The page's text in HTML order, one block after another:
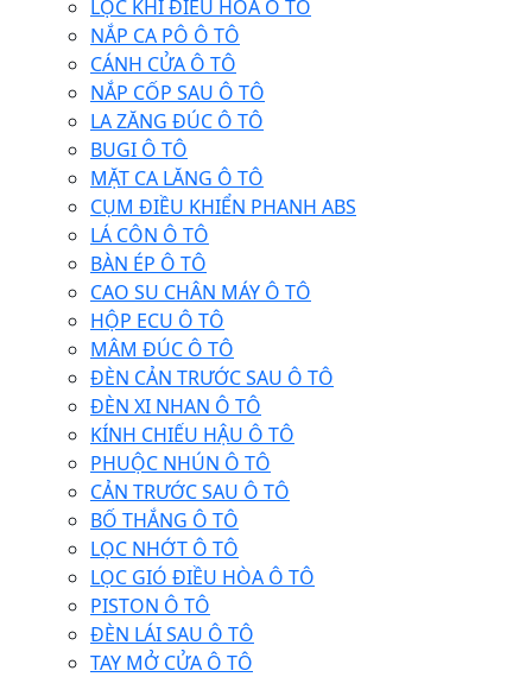
LỌC KHÍ ĐIỀU HÒA Ô TÔ
NẮP CA PÔ Ô TÔ
CÁNH CỬA Ô TÔ
NẮP CỐP SAU Ô TÔ
LA ZĂNG ĐÚC Ô TÔ
BUGI Ô TÔ
MẶT CA LĂNG Ô TÔ
CỤM ĐIỀU KHIỂN PHANH ABS
LÁ CÔN Ô TÔ
BÀN ÉP Ô TÔ
CAO SU CHÂN MÁY Ô TÔ
HỘP ECU Ô TÔ
MÂM ĐÚC Ô TÔ
ĐÈN CẢN TRƯỚC SAU Ô TÔ
ĐÈN XI NHAN Ô TÔ
KÍNH CHIẾU HẬU Ô TÔ
PHUỘC NHÚN Ô TÔ
CẢN TRƯỚC SAU Ô TÔ
BỐ THẮNG Ô TÔ
LỌC NHỚT Ô TÔ
LỌC GIÓ ĐIỀU HÒA Ô TÔ
PISTON Ô TÔ
ĐÈN LÁI SAU Ô TÔ
TAY MỞ CỬA Ô TÔ